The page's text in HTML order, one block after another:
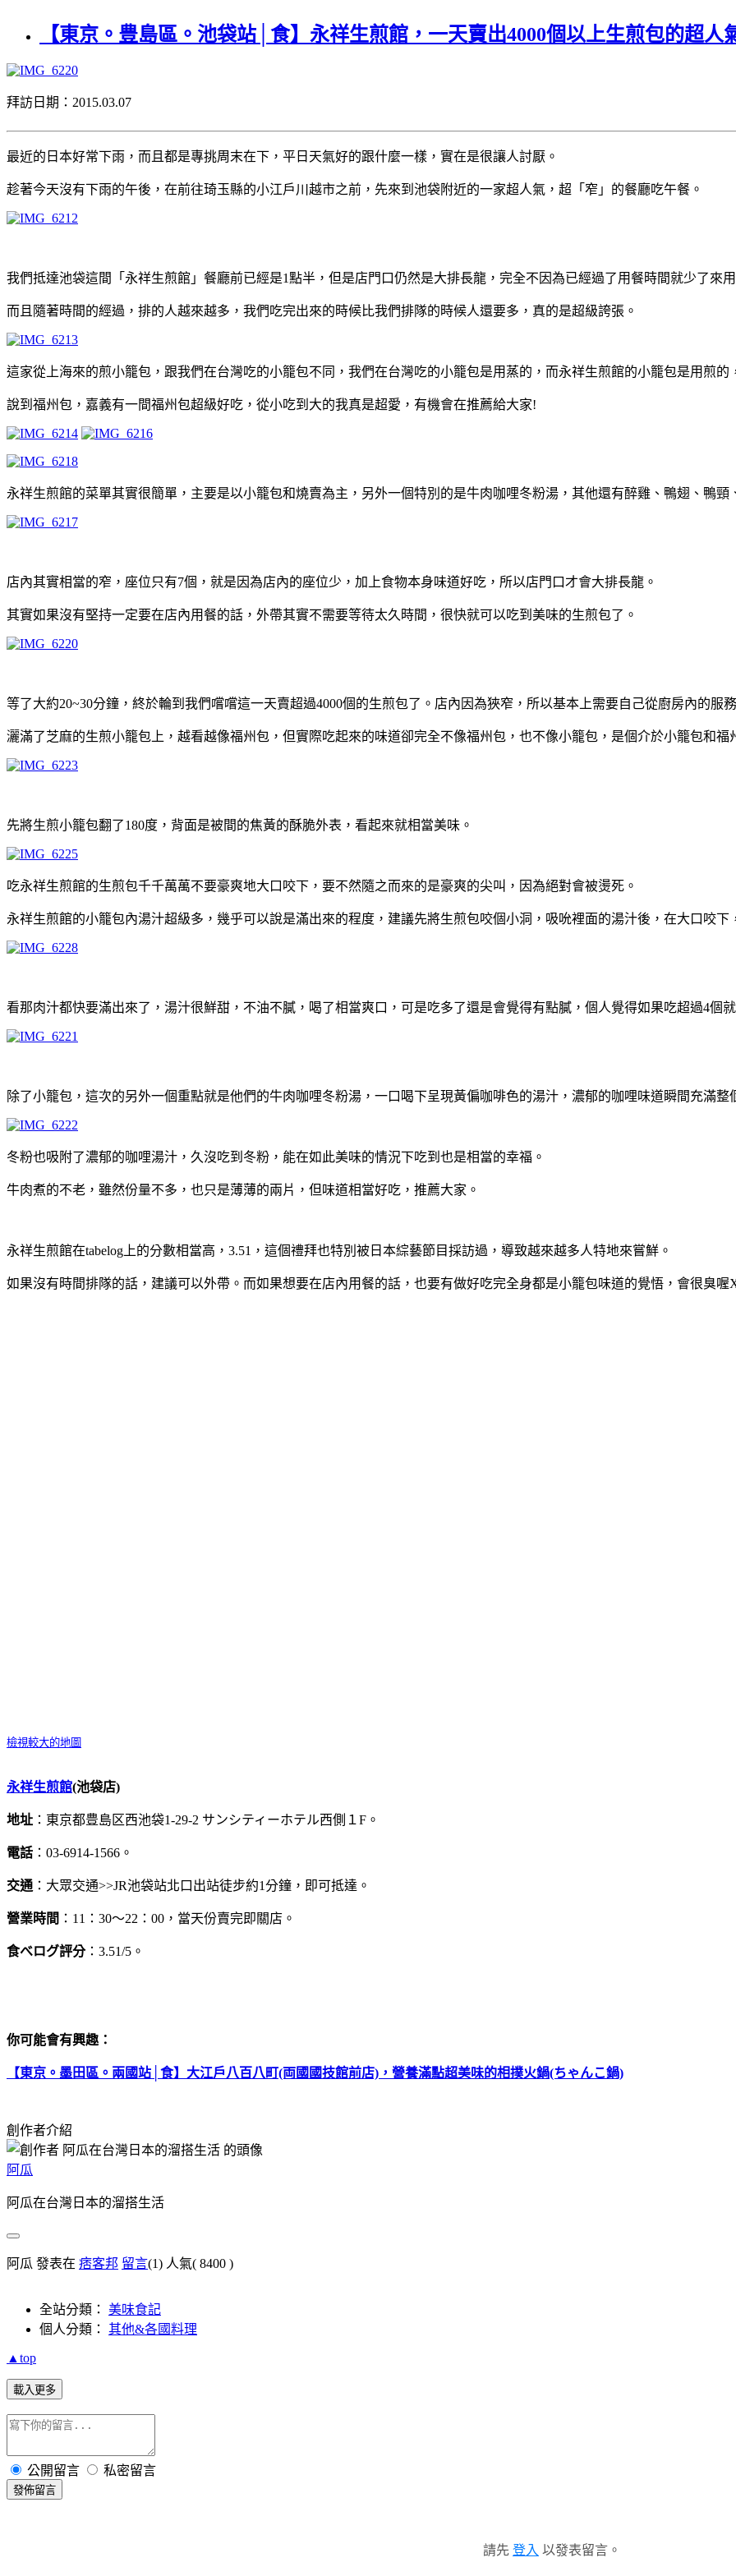
【東京。豊島區。池袋站│食】永祥生煎館，一天賣出4000個以上生煎包的超人
拜訪日期：2015.03.07
最近的日本好常下雨，而且都是專挑周末在下，平日天氣好的跟什麼一樣，實在是很讓人討厭。
趁著今天沒有下雨的午後，在前往琦玉縣的小江戶川越市之前，先來到池袋附近的一家超人氣，超「窄」的餐廳吃午餐。
我們抵達池袋這間「永祥生煎館」餐廳前已經是1點半，但是店門口仍然是大排長龍，完全不因為已經過了用餐時間就少了來
而且隨著時間的經過，排的人越來越多，我們吃完出來的時候比我們排隊的時候人還要多，真的是超級誇張。
這家從上海來的煎小籠包，跟我們在台灣吃的小籠包不同，我們在台灣吃的小籠包是用蒸的，而永祥生煎館的小籠包是用煎
說到福州包，嘉義有一間福州包超級好吃，從小吃到大的我真是超愛，有機會在推薦給大家!
永祥生煎館的菜單其實很簡單，主要是以小籠包和燒賣為主，另外一個特別的是牛肉咖哩冬粉湯，其他還有醉雞、鴨翅、鴨頸
店內其實相當的窄，座位只有7個，就是因為店內的座位少，加上食物本身味道好吃，所以店門口才會大排長龍。
其實如果沒有堅持一定要在店內用餐的話，外帶其實不需要等待太久時間，很快就可以吃到美味的生煎包了。
等了大約20~30分鐘，終於輪到我們嚐嚐這一天賣超過4000個的生煎包了。店內因為狹窄，所以基本上需要自己從廚房內的服
灑滿了芝麻的生煎小籠包上，越看越像福州包，但實際吃起來的味道卻完全不像福州包，也不像小籠包，是個介於小籠包和福
先將生煎小籠包翻了180度，背面是被間的焦黃的酥脆外表，看起來就相當美味。
吃永祥生煎館的生煎包千千萬萬不要豪爽地大口咬下，要不然隨之而來的是豪爽的尖叫，因為絕對會被燙死。
永祥生煎館的小籠包內湯汁超級多，幾乎可以說是滿出來的程度，建議先將生煎包咬個小洞，吸吮裡面的湯汁後，在大口咬
看那肉汁都快要滿出來了，湯汁很鮮甜，不油不膩，喝了相當爽口，可是吃多了還是會覺得有點膩，個人覺得如果吃超過4個
除了小籠包，這次的另外一個重點就是他們的牛肉咖哩冬粉湯，一口喝下呈現黃偏咖啡色的湯汁，濃郁的咖哩味道瞬間充滿整
冬粉也吸附了濃郁的咖哩湯汁，久沒吃到冬粉，能在如此美味的情況下吃到也是相當的幸福。
牛肉煮的不老，雖然份量不多，也只是薄薄的兩片，但味道相當好吃，推薦大家。
永祥生煎館在tabelog上的分數相當高，3.51，這個禮拜也特別被日本綜藝節目採訪過，導致越來越多人特地來嘗鮮。
如果沒有時間排隊的話，建議可以外帶。而如果想要在店內用餐的話，也要有做好吃完全身都是小籠包味道的覺悟，會很臭喔
檢視較大的地圖
永祥生煎館(池袋店)
地址 ：東京都豊島区西池袋1-29-2 サンシティーホテル西側１F。
電話 ：03-6914-1566。
交通 ：大眾交通>>JR池袋站北口出站徒步約1分鐘，即可抵達。
營業時間 ：11：30～22：00，當天份賣完即關店。
食べログ評分：3.51/5。
你可能會有興趣：
【東京。墨田區。兩國站│食】大江戶八百八町(両國國技館前店)，營養滿點超美味的相撲火鍋(ちゃんこ鍋)
創作者介紹
阿瓜
阿瓜在台灣日本的溜搭生活
阿瓜 發表在 痞客邦 留言(1) 人氣( 8400 )
全站分類： 美味食記
個人分類： 其他&各國料理
▲top
載入更多
公開留言 私密留言
發佈留言
請先 登入 以發表留言。